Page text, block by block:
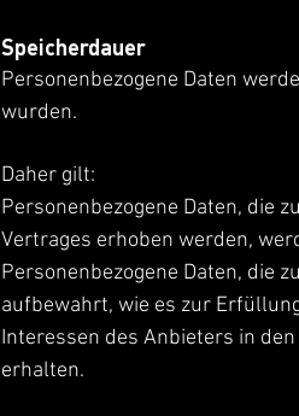
Speicherdauer
Personenbezogene Daten
wurden.
Daher gilt:
Personenbezogene Daten, die
Vertrages erhoben werden,
Personenbezogene Daten, die
aufbewahrt, wie es zur
Interessen des Anbieters in
erhalten.